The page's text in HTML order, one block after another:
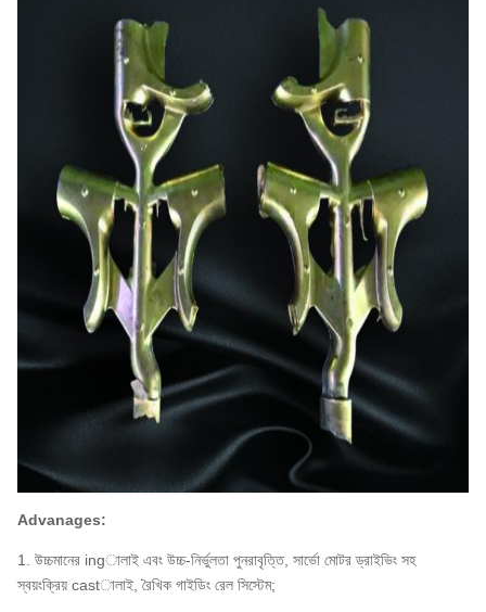
Advanages:
1. উচ্চমানের ingালাই এবং উচ্চ-নির্ভুলতা পুনরাবৃত্তি, সার্ভো মোটর ড্রাইভিং সহ
স্বয়ংক্রিয় castালাই, রৈখিক গাইডিং রেল সিস্টেম;